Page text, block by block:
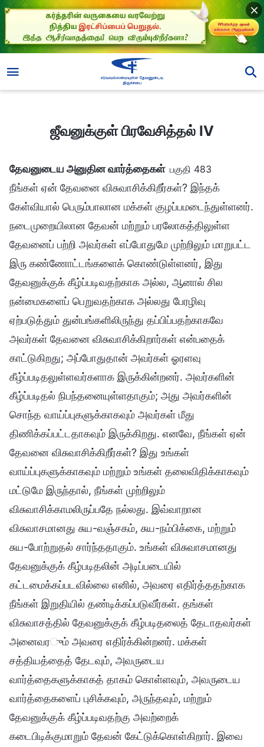
ஜீவனுக்குள் பிரவேசித்தல் IV
தேவனுடைய அனுதின வார்த்தைகள் பகுதி 483
நீங்கள் ஏன் தேவனை விசுவாசிக்கிறீர்கள்? இந்தக்
கேள்வியால் பெரும்பாலான மக்கள் குழப்பமடைந்துள்ளனர்.
நடைமுறையிலான தேவன் மற்றும் பரலோகத்திலுள்ள
தேவனைப் பற்றி அவர்கள் எப்போதுமே முற்றிலும் மாறுபட்ட
இரு கண்ணோட்டங்களைக் கொண்டுள்ளனர், இது
தேவனுக்குக் கீழ்ப்படிவதற்காக அல்ல, ஆனால் சில
நன்மைகளைப் பெறுவதற்காக அல்லது பேரழிவு
ஏற்படுத்தும் துன்பங்களிலிருந்து தப்பிப்பதற்காகவே
அவர்கள் தேவனை விசுவாசிக்கிறார்கள் என்பதைக்
காட்டுகிறது; அப்போதுதான் அவர்கள் ஓரளவு
கீழ்ப்படிதலுள்ளவர்களாக இருக்கின்றனர். அவர்களின்
கீழ்ப்படிதல் நிபந்தனையுள்ளதாகும்; அது அவர்களின்
சொந்த வாய்ப்புகளுக்காகவும் அவர்கள் மீது
திணிக்கப்பட்டதாகவும் இருக்கிறது. எனவே, நீங்கள் ஏன்
தேவனை விசுவாசிக்கிறீர்கள்? இது உங்கள்
வாய்ப்புகளுக்காகவும் மற்றும் உங்கள் தலைவிதிக்காகவும்
மட்டுமே இருந்தால், நீங்கள் முற்றிலும்
விசுவாசிக்காமலிருப்பதே நல்லது. இவ்வாறான
விசுவாசமானது சுய-வஞ்சகம், சுய-நம்பிக்கை, மற்றும்
சுய-போற்றுதல் சார்ந்ததாகும். உங்கள் விசுவாசமானது
தேவனுக்குக் கீழ்படிதலின் அடிப்படையில்
கட்டமைக்கப்படவில்லை எனில், அவரை எதிர்த்ததற்காக
நீங்கள் இறுதியில் தண்டிக்கப்படுவீர்கள். தங்கள்
விசுவாசத்தில் தேவனுக்குக் கீழ்படிதலைத் தேடாதவர்கள்
அனைவரும் அவரை எதிர்க்கின்றனர். மக்கள்
சத்தியத்தைத் தேடவும், அவருடைய
வார்த்தைகளுக்காகத் தாகம் கொள்ளவும், அவருடைய
வார்த்தைகளைப் புசிக்கவும், அருந்தவும், மற்றும்
தேவனுக்குக் கீழ்ப்படிவதற்கு அவற்றைக்
கடைபிடிக்குமாறும் தேவன் கேட்டுக்கொள்கிறார். இவை